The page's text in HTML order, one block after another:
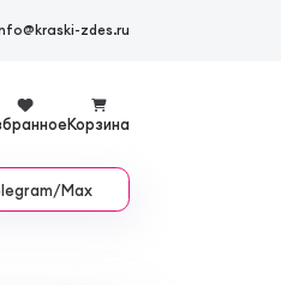
zdes.ru
Корзина
Max